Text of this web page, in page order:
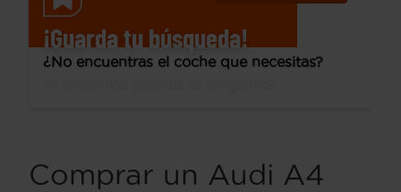
¡Guarda tu búsqueda!
¿No encuentras el coche que necesitas?
Comprar un Audi A4